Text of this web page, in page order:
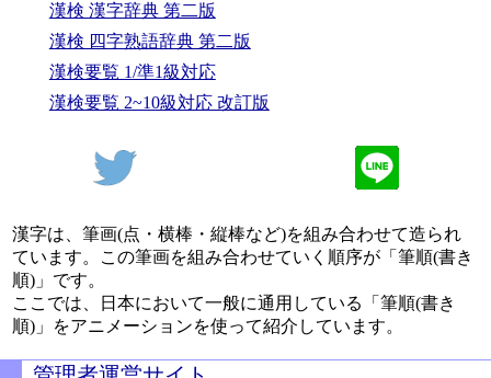
漢検 漢字辞典 第二版
漢検 四字熟語辞典 第二版
漢検要覧 1/準1級対応
漢検要覧 2~10級対応 改訂版
漢字は、筆画(点・横棒・縦棒など)を組み合わせて造られ
ています。この筆画を組み合わせていく順序が「筆順(書き
順)」です。
ここでは、日本において一般に通用している「筆順(書き
順)」をアニメーションを使って紹介しています。